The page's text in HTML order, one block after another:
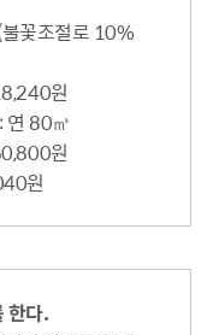
꽃조절로 10%
원
연 80㎥
원
원
한다.